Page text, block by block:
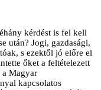
kérdést is fel kell
után? Jogi, gazdasági,
s ezektől jó előre el
őket a feltételezett
a Magyar
kapcsolatos